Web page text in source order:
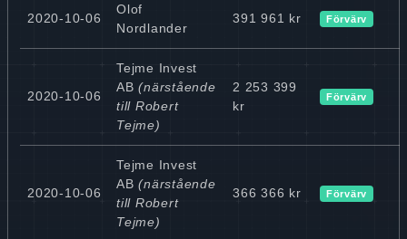
2020-10-06
Olof
Nordlander
391 961 kr Förvärv
2020-10-06
Tejme Invest
AB (närstående
till Robert
Tejme)
2 253 399
kr
Förvärv
2020-10-06
Tejme Invest
AB (närstående
till Robert
Tejme)
366 366 kr Förvärv